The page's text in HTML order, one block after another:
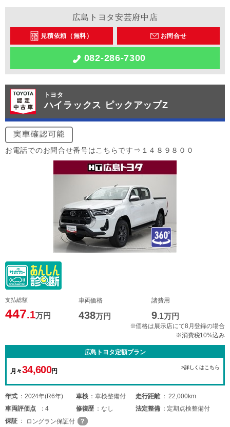
広島トヨタ安芸府中店
見積依頼（無料） お問合せ
082-286-7300
トヨタ
ハイラックス ピックアップZ
お電話でのお問合せ番号はこちらです⇒１４８９８００
支払総額
447.1万円
車両価格
438万円
諸費用
9.1万円
※価格は展示店にて8月登録の場合
※消費税10%込み
広島トヨタ定額プラン
月々34,600円
>詳しくはこちら
年式 2024年(R6年) 車検 車検整備付 走行距離
22,000km
車両評価点 4 修復歴 なし 法定整備
定期点検整備付
保証
ロングラン保証付